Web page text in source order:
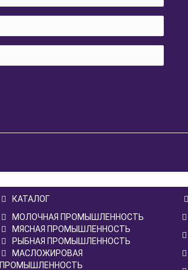
КАТАЛОГ
МОЛОЧНАЯ ПРОМЫШЛЕННОСТЬ
МЯСНАЯ ПРОМЫШЛЕННОСТЬ
РЫБНАЯ ПРОМЫШЛЕННОСТЬ
МАСЛОЖИРОВАЯ
ПРОМЫШЛЕННОСТЬ